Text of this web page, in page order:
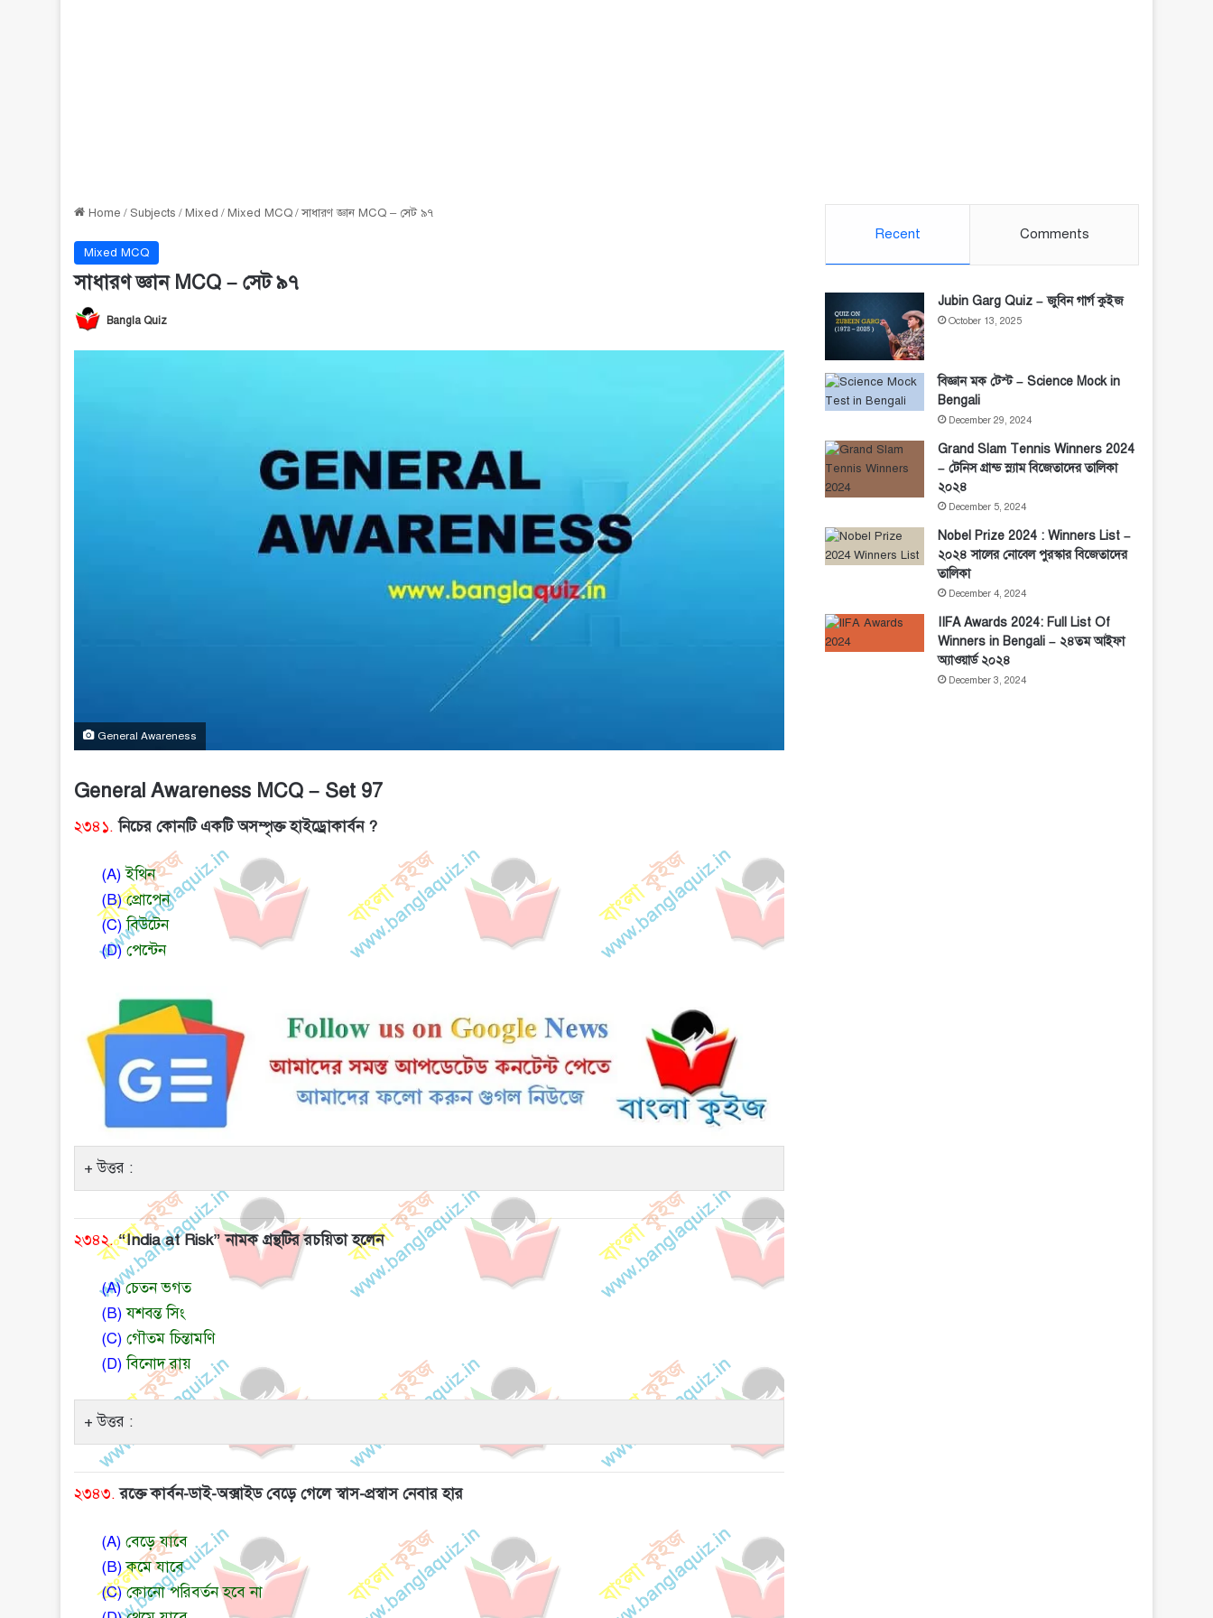
Home / Subjects / Mixed / Mixed MCQ / সাধারণ জ্ঞান MCQ – সেট ৯৭
Mixed MCQ
সাধারণ জ্ঞান MCQ – সেট ৯৭
Bangla Quiz
General Awareness
General Awareness MCQ – Set 97
২৩৪১. নিচের কোনটি একটি অসম্পৃক্ত হাইড্রোকার্বন ?
(A)ইথিন
(B)প্রোপেন
(C)বিউটেন
(D)পেন্টেন
উত্তর :
২৩৪২. “India at Risk” নামক গ্রন্থটির রচয়িতা হলেন
(A)চেতন ভগত
(B)যশবন্ত সিং
(C) গৌতম চিন্তামণি
(D)বিনোদ রায়
উত্তর :
২৩৪৩. রক্তে কার্বন-ডাই-অক্সাইড বেড়ে গেলে স্বাস-প্রস্বাস নেবার হার
(A) বেড়ে যাবে
(B)কমে যাবে
(C)কোনো পরিবর্তন হবে না
Recent Comments
Jubin Garg Quiz – জুবিন গার্গ কুইজ
October 13, 2025
বিজ্ঞান মক টেস্ট – Science Mock in
Bengali
December 29, 2024
Grand Slam Tennis Winners 2024
– টেনিস গ্রান্ড স্ল্যাম বিজেতাদের তালিকা
২০২৪
December 5, 2024
Nobel Prize 2024 : Winners List –
২০২৪ সালের নোবেল পুরস্কার বিজেতাদের
তালিকা
December 4, 2024
IIFA Awards 2024: Full List Of
Winners in Bengali – ২৪তম আইফা
অ্যাওয়ার্ড ২০২৪
December 3, 2024